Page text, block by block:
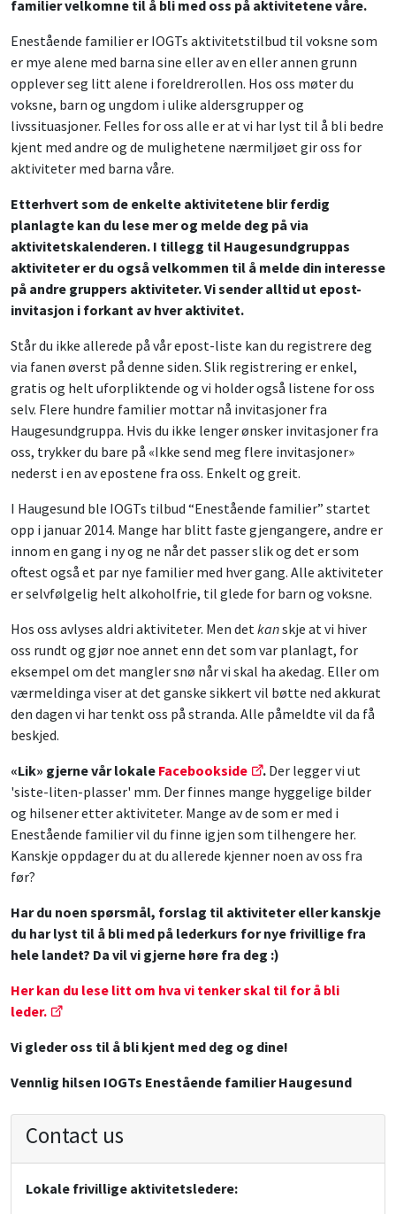
familier velkomne til å bli med oss på aktivitetene våre.
Enestående familier er IOGTs aktivitetstilbud til voksne som
er mye alene med barna sine eller av en eller annen grunn
opplever seg litt alene i foreldrerollen. Hos oss møter du
voksne, barn og ungdom i ulike aldersgrupper og
livssituasjoner. Felles for oss alle er at vi har lyst til å bli bedre
kjent med andre og de mulighetene nærmiljøet gir oss for
aktiviteter med barna våre.
Etterhvert som de enkelte aktivitetene blir ferdig
planlagte kan du lese mer og melde deg på via
aktivitetskalenderen. I tillegg til Haugesundgruppas
aktiviteter er du også velkommen til å melde din interesse
på andre gruppers aktiviteter. Vi sender alltid ut epost-
invitasjon i forkant av hver aktivitet.
Står du ikke allerede på vår epost-liste kan du registrere deg
via fanen øverst på denne siden. Slik registrering er enkel,
gratis og helt uforpliktende og vi holder også listene for oss
selv. Flere hundre familier mottar nå invitasjoner fra
Haugesundgruppa. Hvis du ikke lenger ønsker invitasjoner fra
oss, trykker du bare på «Ikke send meg flere invitasjoner»
nederst i en av epostene fra oss. Enkelt og greit.
I Haugesund ble IOGTs tilbud “Enestående familier” startet
opp i januar 2014. Mange har blitt faste gjengangere, andre er
innom en gang i ny og ne når det passer slik og det er som
oftest også et par nye familier med hver gang. Alle aktiviteter
er selvfølgelig helt alkoholfrie, til glede for barn og voksne.
Hos oss avlyses aldri aktiviteter. Men detkanskje at vi hiver
oss rundt og gjør noe annet enn det som var planlagt, for
eksempel om det mangler snø når vi skal ha akedag. Eller om
værmeldinga viser at det ganske sikkert vil bøtte ned akkurat
den dagen vi har tenkt oss på stranda. Alle påmeldte vil da få
beskjed.
«Lik» gjerne vår lokale Facebookside .Der legger vi ut
'siste-liten-plasser' mm. Der finnes mange hyggelige bilder
og hilsener etter aktiviteter. Mange av de som er med i
Enestående familier vil du finne igjen som tilhengere her.
Kanskje oppdager du at du allerede kjenner noen av oss fra
før?
Har du noen spørsmål, forslag til aktiviteter eller kanskje
du har lyst til å bli med på lederkurs for nye frivillige fra
hele landet? Da vil vi gjerne høre fra deg :)
Her kan du lese litt om hva vi tenker skal til for å bli
leder.
Vi gleder oss til å bli kjent med deg og dine!
Vennlig hilsen IOGTs Enestående familier Haugesund
Contact us
Lokale frivillige aktivitetsledere: